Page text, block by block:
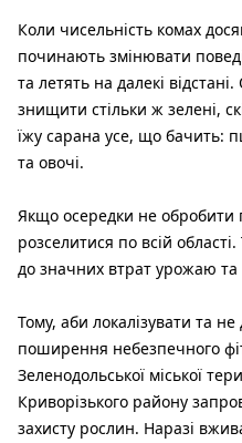
Коли чисельність комах
починають змінювати
та летять на далекі
знищити стільки ж зелені,
їжу сарана усе, що бачить:
та овочі.
Якщо осередки не обробити
розселитися по всій
до значних втрат урожаю та
Тому, аби локалізувати та
поширення небезпечного
Зеленодольської міської
Криворізького району
захисту рослин. Наразі